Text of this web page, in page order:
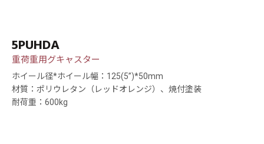
5PUHDA
重荷重用グキャスター
ホイール径*ホイール幅：125(5”)*50mm
材質：ポリウレタン（レッドオレンジ）、焼付塗装
耐荷重：600kg